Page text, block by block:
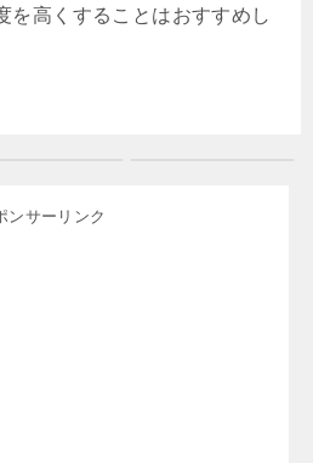
を高くすることはおすすめし
ンサーリンク